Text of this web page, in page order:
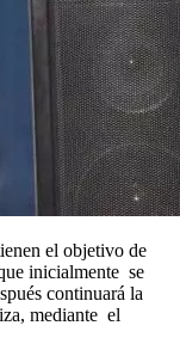
el objetivo de
inicialmente se
continuará la
mediante el